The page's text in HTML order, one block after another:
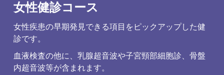
女性健診コース
女性疾患の早期発見できる項目をピックアップした健
診です。
血液検査の他に、乳腺超音波や子宮頸部細胞診、骨盤
内超音波等が含まれます。